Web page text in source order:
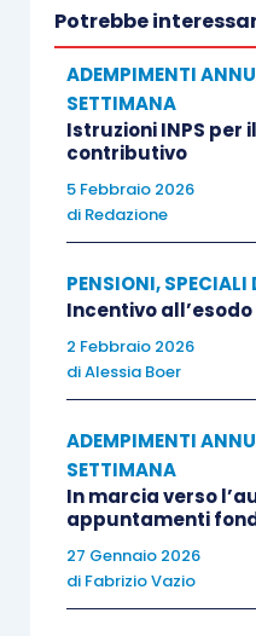
sono abrogate
contenute nel
lavoro a
disposizioni
riconduzione
vincolo di
all’art.409, n.3
specifici
gestiti
(art.61), pena
rapporto di
rapporto di
indeterminato
Potrebbe
ADEMPIMENTI
SETTIMANA
Istruzioni INPS per
contributivo
5 Febbraio 2026
di Redazione
PENSIONI,SPECIALI
Incentivo
2 Febbraio 2026
diAlessia Boer
ADEMPIMENTI
SETTIMANA
In marcia verso
appuntamenti
27 Gennaio 2026
di Fabrizio Vazio